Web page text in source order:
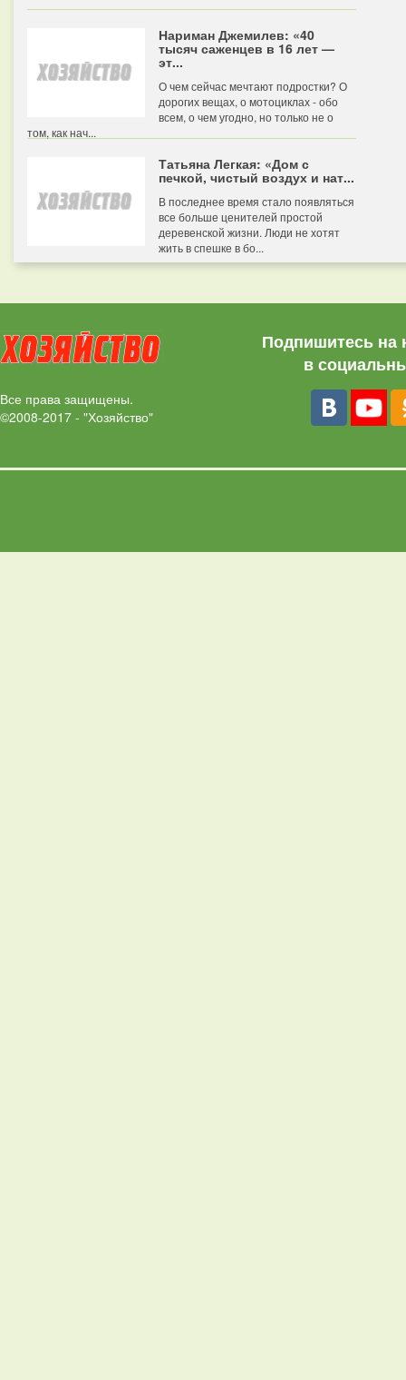
Нариман Джемилев: «40
тысяч саженцев в 16 лет —
эт...
О чем сейчас мечтают подростки? О
дорогих вещах, о мотоциклах - обо
всем, о чем угодно, но только не о
том, как нач...
Татьяна Легкая: «Дом с
печкой, чистый воздух и нат...
В последнее время стало появляться
все больше ценителей простой
деревенской жизни. Люди не хотят
жить в спешке в бо...
Все права защищены.
©2008-2017 - "Хозяйство"
Подпишитесь на
в